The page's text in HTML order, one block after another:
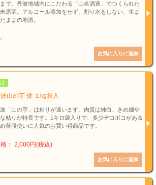
で、丹波地域内にこだわる「山名酒造」でつくられた
原酒。アルコール添加をせず、割り水をしない、生ま
ままの地酒。
山の芋 優 １kg袋入
「山の芋」は粘りが違います。肉質は純白、きめ細や
粘りが特長です。1キロ袋入りで、多少デコボコがある
普段使いに人気のお買い得商品です。
： 2,000円(税込)